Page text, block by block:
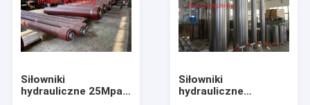
Siłowniki
hydrauliczne 25Mpa
Siłowniki
hydrauliczne